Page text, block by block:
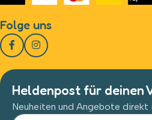
Folge uns
Heldenpost für deinen
Neuheiten und Angebote direkt